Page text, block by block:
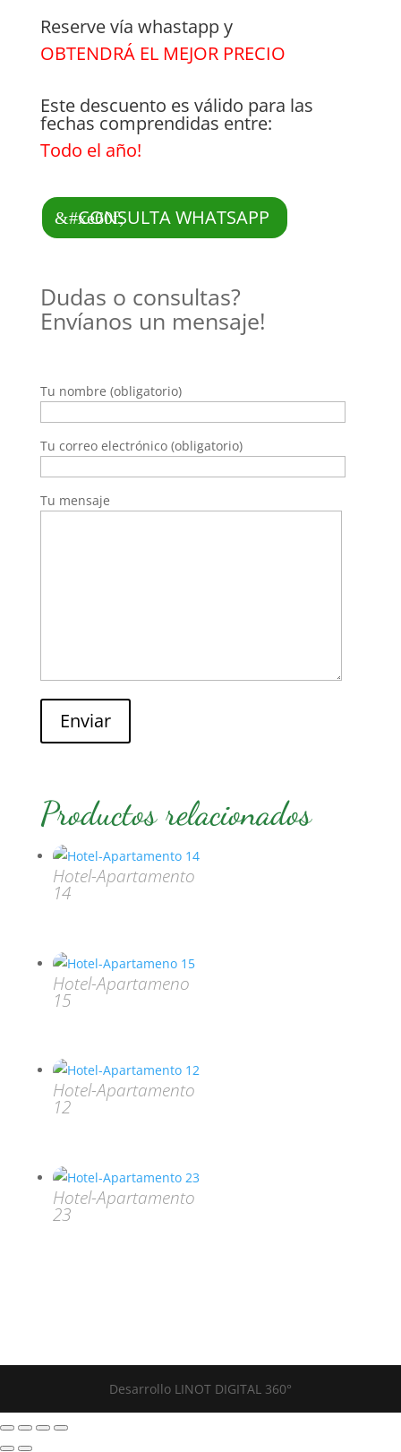
Reserve vía whastapp y
OBTENDRÁ EL MEJOR PRECIO
Este descuento es válido para las
fechas comprendidas entre:
Todo el año!
CONSULTA WHATSAPP
Dudas o consultas?
Envíanos un mensaje!
Tu nombre (obligatorio)
Tu correo electrónico (obligatorio)
Tu mensaje
Enviar
Productos relacionados
Hotel-Apartamento
14
Hotel-Apartameno
15
Hotel-Apartamento
12
Hotel-Apartamento
23
Desarrollo LINOT DIGITAL 360°